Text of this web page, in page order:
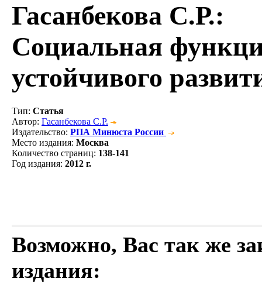
Гасанбекова С.Р.:
Социальная
устойчивого
Тип: Статья
Автор: Гасанбекова С.Р.
Издательство: РПА Минюста России
Место издания: Москва
Количество страниц: 138-141
Год издания: 2012 г.
Возможно, Вас так же
издания: